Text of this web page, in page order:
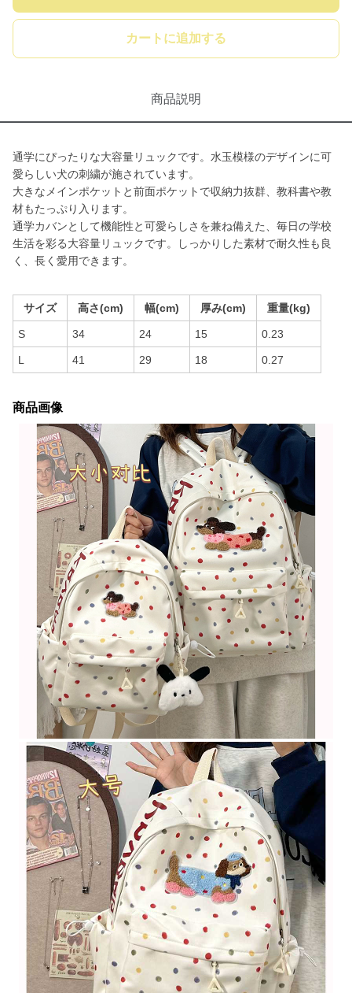
カートに追加する
商品説明
通学にぴったりな大容量リュックです。水玉模様のデザインに可
愛らしい犬の刺繍が施されています。
大きなメインポケットと前面ポケットで収納力抜群、教科書や教
材もたっぷり入ります。
通学カバンとして機能性と可愛らしさを兼ね備えた、毎日の学校
生活を彩る大容量リュックです。しっかりした素材で耐久性も良
く、長く愛用できます。
サイズ 高さ(cm) 幅(cm) 厚み(cm) 重量(kg)
S 34 24 15 0.23
L 41 29 18 0.27
商品画像